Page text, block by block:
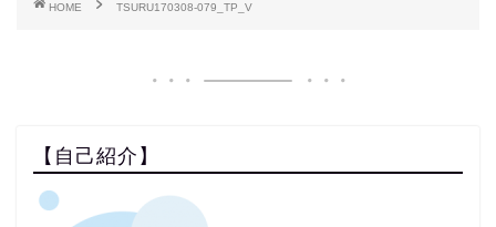
HOME TSURU170308-079_TP_V
【自己紹介】